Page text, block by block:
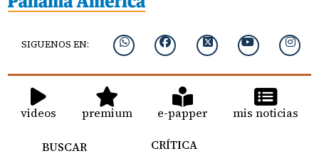
SIGUENOS EN:
videos premium e-papper mis noticias
BUSCAR
CRÍTICA